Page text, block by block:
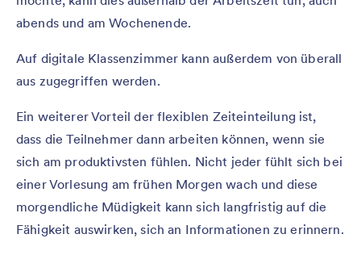
abends und am Wochenende.
Auf digitale Klassenzimmer kann außerdem von überall
aus zugegriffen werden.
Ein weiterer Vorteil der flexiblen Zeiteinteilung ist,
dass die Teilnehmer dann arbeiten können, wenn sie
sich am produktivsten fühlen. Nicht jeder fühlt sich bei
einer Vorlesung am frühen Morgen wach und diese
morgendliche Müdigkeit kann sich langfristig auf die
Fähigkeit auswirken, sich an Informationen zu erinnern.